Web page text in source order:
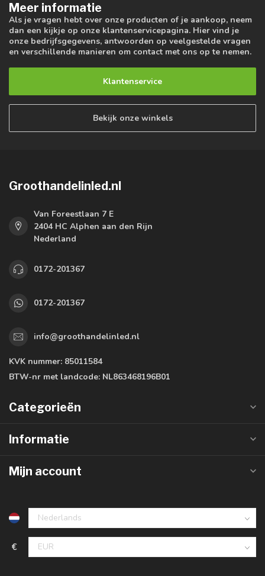
Meer informatie
Als je vragen hebt over onze producten of je aankoop, neem
dan een kijkje op onze klantenservicepagina. Hier vind je
onze bedrijfsgegevens, antwoorden op veelgestelde vragen
en verschillende manieren om contact met ons op te nemen.
Klantenservice
Bekijk onze winkels
Groothandelinled.nl
Van Foreestlaan 7 E
2404 HC Alphen aan den Rijn
Nederland
0172-201367
0172-201367
info@groothandelinled.nl
KVK nummer: 85011584
BTW-nr met landcode: NL863468196B01
Categorieën
Informatie
Mijn account
€